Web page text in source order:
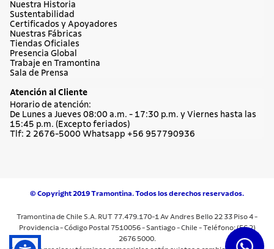
Nuestra Historia
Sustentabilidad
Certificados y Apoyadores
Nuestras Fábricas
Tiendas Oficiales
Presencia Global
Trabaje en Tramontina
Sala de Prensa
Atención al Cliente
Horario de atención:
De Lunes a Jueves 08:00 a.m. - 17:30 p.m. y Viernes hasta las
15:45 p.m. (Excepto feriados)
Tlf: 2 2676-5000 Whatsapp +56 957790936
© Copyright 2019 Tramontina. Todos los derechos reservados.
Tramontina de Chile S.A. RUT 77.479.170-1 Av Andres Bello 22 33 Piso 4 -
Providencia - Código Postal 7510056 - Santiago - Chile - Teléfono: (56 2)
2676 5000.